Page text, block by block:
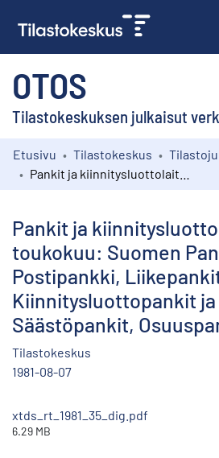
OTOS
Tilastokeskuksen julkaisut
Kokoelmat
Etusivu Tilastokeskus
Pankit ja
toukokuu: Suomen
Postipankki,
Kiinnitysluottopankit
Säästöpankit,
Tilastokeskus
1981-08-07
xtds_rt_1981_35_dig.pdf
6.29 MB